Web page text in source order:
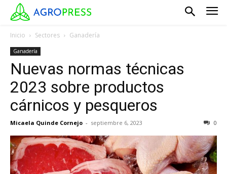
Inicio Sectores Ganadería
Ganadería
Nuevas normas técnicas
2023 sobre productos
cárnicos y pesqueros
Micaela Quinde Cornejo - septiembre 6, 2023 0